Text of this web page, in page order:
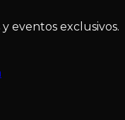
eventos exclusivos.